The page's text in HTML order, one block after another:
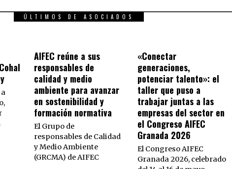
ÚLTIMOS DE ASOCIADOS
AIFEC reúne a sus
responsables de
calidad y medio
ambiente para avanzar
en sostenibilidad y
formación normativa
El Grupo de
responsables de Calidad
y Medio Ambiente
(GRCMA) de AIFEC
«Conectar
generaciones,
potenciar talento»: el
taller que puso a
trabajar juntas a las
empresas del sector en
el Congreso AIFEC
Granada 2026
El Congreso AIFEC
Granada 2026, celebrado